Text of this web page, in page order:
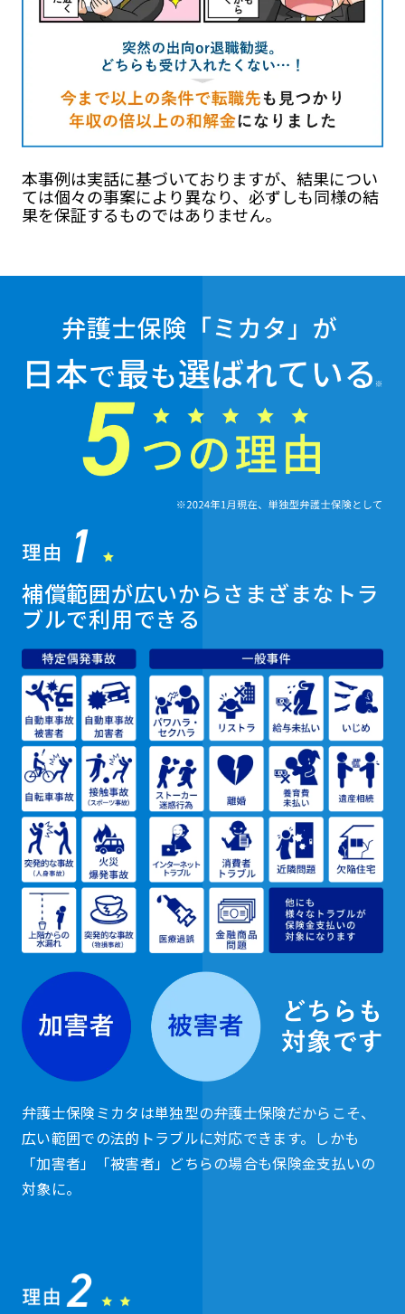
本事例は実話に基づいておりますが、結果につい
ては個々の事案により異なり、必ずしも同様の結
果を保証するものではありません。
補償範囲が広いからさまざまなトラ
ブルで利用できる
弁護士保険ミカタは単独型の弁護士保険だからこそ、
広い範囲での法的トラブルに対応できます。しかも
「加害者」「被害者」どちらの場合も保険金支払いの
対象に。